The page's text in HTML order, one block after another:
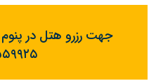
جهت رزرو هتل در
۰۲۱-